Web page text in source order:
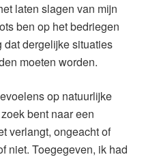
laten slagen van mijn
ben op het bedriegen
dat dergelijke situaties
moeten worden.
op natuurlijke
bent naar een
verlangt, ongeacht of
niet. Toegegeven, ik had